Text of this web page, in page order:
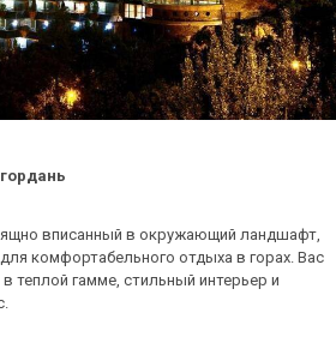
вписанный в окружающий ландшафт,
комфортабельного отдыха в горах. Вас
теплой гамме, стильный интерьер и